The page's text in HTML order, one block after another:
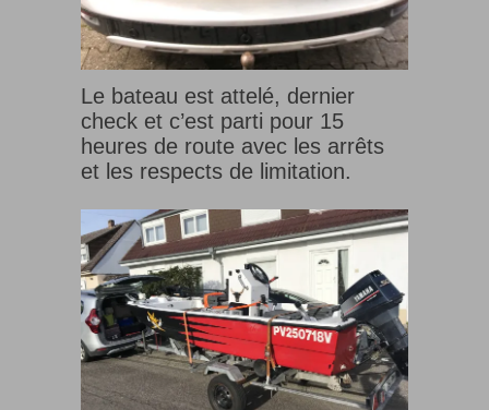
Le bateau est attelé, dernier
check et c’est parti pour 15
heures de route avec les arrêts
et les respects de limitation.